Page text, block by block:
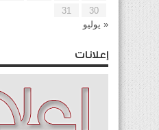
30
31
« يوليو
إعلانات